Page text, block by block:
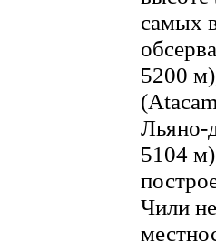
самых
5200
Льяно-
5104
Чили